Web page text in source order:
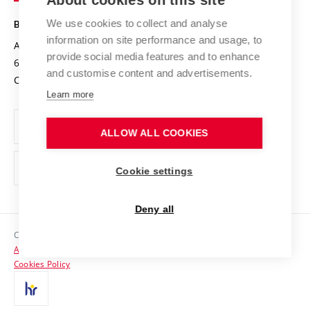
Projects
Projects from Structural Funds
Specific University Research
Safe University
Organization Structure
Official notice board
Personal Data Protection
Support and development of employees and students
Contacts
Media
BRNO UNIVERSITY OF TECHNOLOGY
Antonínská 548/1
602 00 Brno
Czech Republic
www.vut.cz
vut@vutbr.cz
Copyright © 2026 VUT
Accessibility Statement
Cookies Policy
We use cookies to collect and analyse
information on site performance and usage, to
provide social media features and to enhance
and customise content and advertisements.
Learn more
ALLOW ALL COOKIES
Cookie settings
Deny all